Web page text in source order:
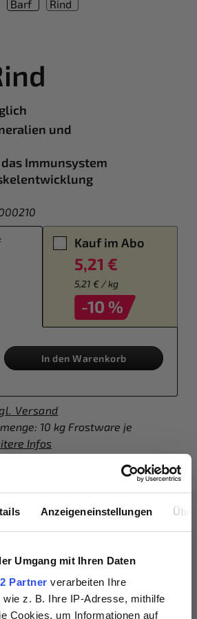
Anzeigeneinstellungen
Umgang mit Ihren Daten
Partner verarbeiten Ihre
wie z. B. Ihre IP-Adresse, mithilfe
Cookies, um Informationen auf
und
Immunsystem
-10 %
Kauf im Abo
5,21 €
5,21 € / kg
In den Warenkorb
Versand
10 kg Frostware je
Infos
Mehr